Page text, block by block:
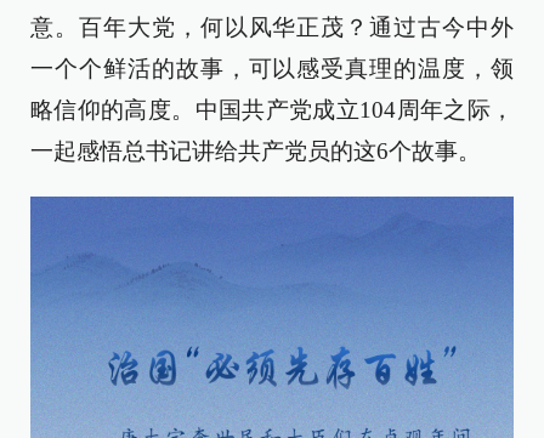
意。百年大党，何以风华正茂？通过古今中外
一个个鲜活的故事，可以感受真理的温度，领
略信仰的高度。中国共产党成立104周年之际，
一起感悟总书记讲给共产党员的这6个故事。